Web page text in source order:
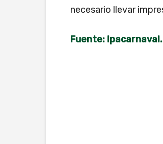
necesario llevar
Fuente: